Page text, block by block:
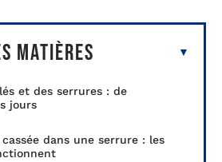
matières
et des serrures : de
jours
dans une serrure : les